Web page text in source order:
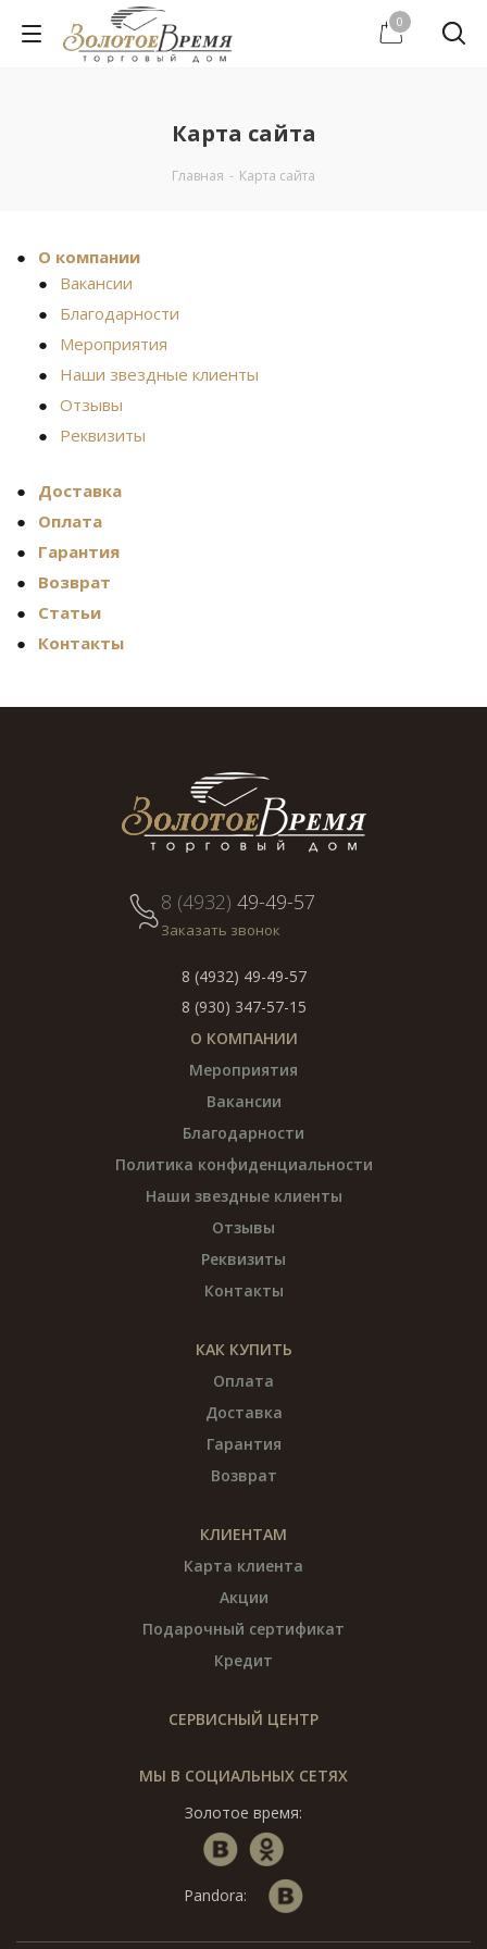
0
Карта сайта
Главная - Карта сайта
О компании
Вакансии
Благодарности
Мероприятия
Наши звездные клиенты
Отзывы
Реквизиты
Доставка
Оплата
Гарантия
Возврат
Статьи
Контакты
8 (4932) 49-49-57
Заказать звонок
8 (4932) 49-49-57
8 (930) 347-57-15
О КОМПАНИИ
Мероприятия
Вакансии
Благодарности
Политика конфиденциальности
Наши звездные клиенты
Отзывы
Реквизиты
Контакты
КАК КУПИТЬ
Оплата
Доставка
Гарантия
Возврат
КЛИЕНТАМ
Карта клиента
Акции
Подарочный сертификат
Кредит
СЕРВИСНЫЙ ЦЕНТР
МЫ В СОЦИАЛЬНЫХ СЕТЯХ
Золотое время:
Pandora: